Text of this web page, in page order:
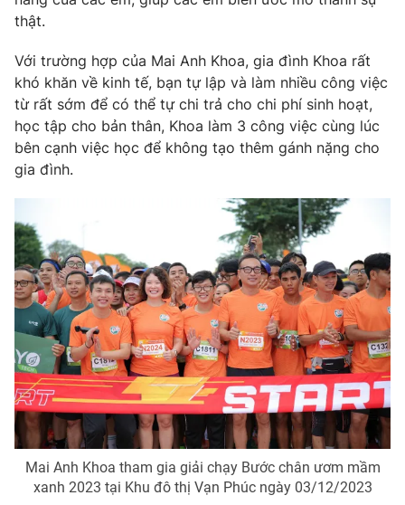
Thị trường 24h
VTV4 Vươn mình bằng AI
VTV9 VTV8
THỜI BÁO VTV
Theo dõi báo trên
Cơ quan chủ quản:
Đài Truyền hình Việt Nam
Cơ quan báo chí:Thời báo VTV
Giấy phép hoạt động báo in và báo điện tử số 483/GP-BTTTT
cấp ngày 29/12/2023
thật.
Với trường hợp của Mai Anh Khoa, gia đình Khoa rất
khó khăn về kinh tế, bạn tự lập và làm nhiều công việc
từ rất sớm để có thể tự chi trả cho chi phí sinh hoạt,
học tập cho bản thân, Khoa làm 3 công việc cùng lúc
bên cạnh việc học để không tạo thêm gánh nặng cho
gia đình.
Mai Anh Khoa tham gia giải chạy Bước chân ươm mầm
xanh 2023 tại Khu đô thị Vạn Phúc ngày 03/12/2023